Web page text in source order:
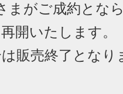
まがご成約とな
開いたします。
販売終了となり